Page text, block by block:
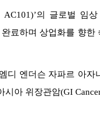
의 글로벌 임
료하며 상업화를 향한
디 엔더슨 자파르 아자
아 위장관암(GI